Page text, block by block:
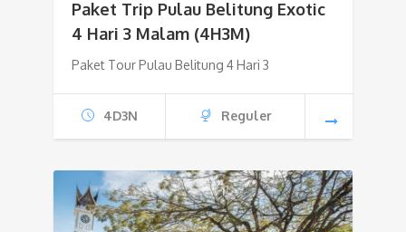
Paket Trip Pulau Belitung Exotic
4 Hari 3 Malam (4H3M)
Paket Tour Pulau Belitung 4 Hari 3
4D3N Reguler